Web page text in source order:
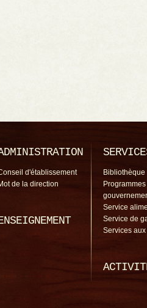
d'établissement
de la direction
Bibliothèque
Programmes
Service
Service de
Services